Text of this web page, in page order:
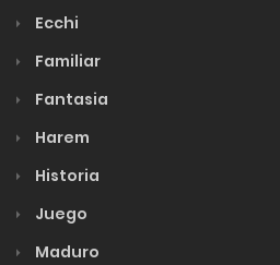
Ecchi
Familiar
Fantasia
Harem
Historia
Juego
Maduro